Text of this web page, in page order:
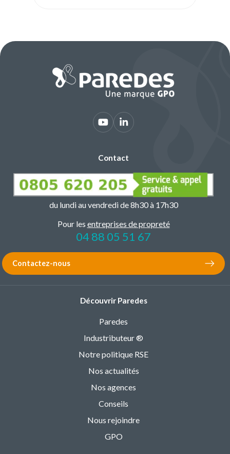
Contact
du lundi au vendredi de 8h30 à 17h30
Pour les entreprises de propreté
04 88 05 51 67
Contactez-nous
Découvrir Paredes
Paredes
Industributeur ®
Notre politique RSE
Nos actualités
Nos agences
Conseils
Nous rejoindre
GPO